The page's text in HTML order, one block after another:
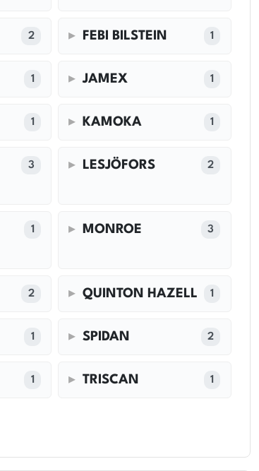
2 FEBI BILSTEIN 1
1 JAMEX 1
1 KAMOKA 1
3 LESJÖFORS 2
1 MONROE 3
2 QUINTON HAZELL 1
1 SPIDAN 2
1 TRISCAN 1